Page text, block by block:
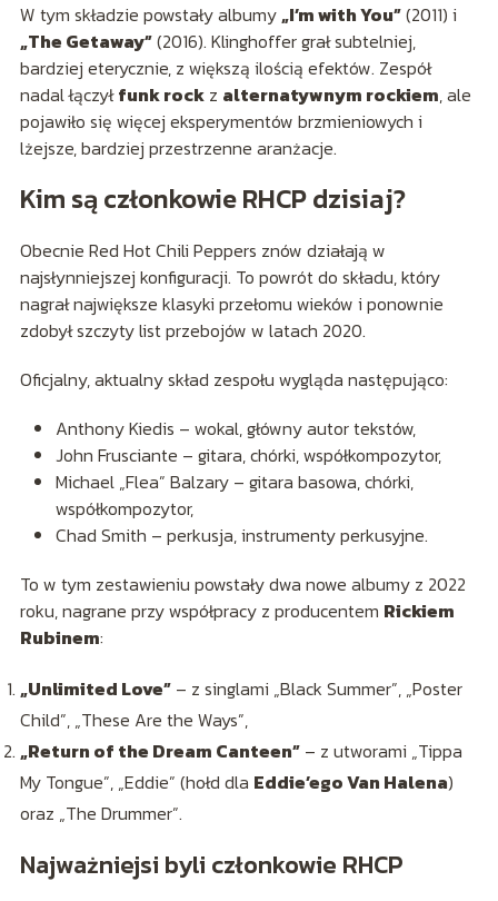
W tym składzie powstały albumy„I’m with You”(2011) i
„The Getaway”(2016). Klinghoffer grał subtelniej,
bardziej eterycznie, z większą ilością efektów. Zespół
nadal łączyłfunk rockz alternatywnym rockiem, ale
pojawiło się więcej eksperymentów brzmieniowych i
lżejsze, bardziej przestrzenne aranżacje.
Kim są członkowie RHCP dzisiaj?
Obecnie Red Hot Chili Peppers znów działają w
najsłynniejszej konfiguracji. To powrót do składu, który
nagrał największe klasyki przełomu wieków i ponownie
zdobył szczyty list przebojów w latach 2020.
Oficjalny, aktualny skład zespołu wygląda następująco:
Anthony Kiedis – wokal, główny autor tekstów,
John Frusciante – gitara, chórki, współkompozytor,
Michael „Flea” Balzary – gitara basowa, chórki,
współkompozytor,
Chad Smith – perkusja, instrumenty perkusyjne.
To w tym zestawieniu powstały dwa nowe albumy z 2022
roku, nagrane przy współpracy z producentem Rickiem
Rubinem:
„Unlimited Love”– z singlami „Black Summer”, „Poster
Child”, „These Are the Ways”,
„Return of the Dream Canteen”– z utworami „Tippa
My Tongue”, „Eddie” (hołd dla Eddie’ego Van Halena)
oraz „The Drummer”.
Najważniejsi byli członkowie RHCP